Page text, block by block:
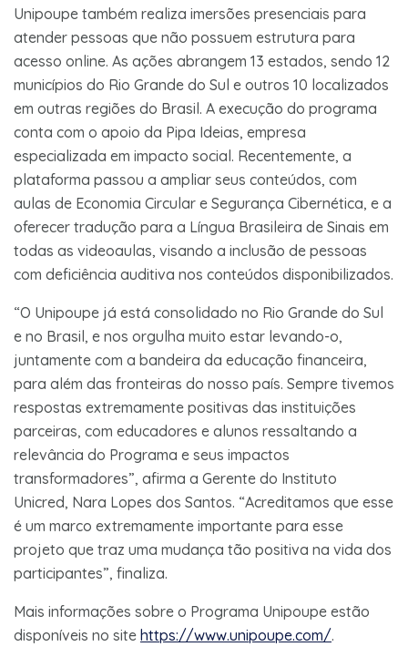
Unipoupe também realiza imersões presenciais para
atender pessoas que não possuem estrutura para
acesso online. As ações abrangem 13 estados, sendo 12
municípios do Rio Grande do Sul e outros 10 localizados
em outras regiões do Brasil. A execução do programa
conta com o apoio da Pipa Ideias, empresa
especializada em impacto social. Recentemente, a
plataforma passou a ampliar seus conteúdos, com
aulas de Economia Circular e Segurança Cibernética, e a
oferecer tradução para a Língua Brasileira de Sinais em
todas as videoaulas, visando a inclusão de pessoas
com deficiência auditiva nos conteúdos disponibilizados.
“O Unipoupe já está consolidado no Rio Grande do Sul
e no Brasil, e nos orgulha muito estar levando-o,
juntamente com a bandeira da educação financeira,
para além das fronteiras do nosso país. Sempre tivemos
respostas extremamente positivas das instituições
parceiras, com educadores e alunos ressaltando a
relevância do Programa e seus impactos
transformadores”, afirma a Gerente do Instituto
Unicred, Nara Lopes dos Santos. “Acreditamos que esse
é um marco extremamente importante para esse
projeto que traz uma mudança tão positiva na vida dos
participantes”, finaliza.
Mais informações sobre o Programa Unipoupe estão
disponíveis no site https://www.unipoupe.com/.